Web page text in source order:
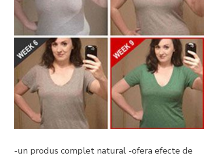
-un produs complet natural -ofera efecte de